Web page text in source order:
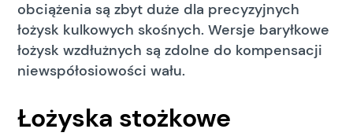
obciążenia są zbyt duże dla precyzyjnych
łożysk kulkowych skośnych. Wersje baryłkowe
łożysk wzdłużnych są zdolne do kompensacji
niewspółosiowości wału.
Łożyska stożkowe